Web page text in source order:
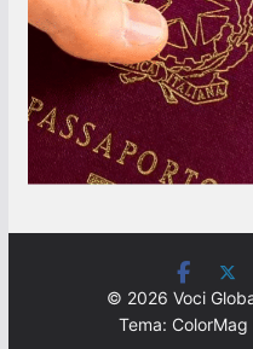
© 2026 Voci
Tema: